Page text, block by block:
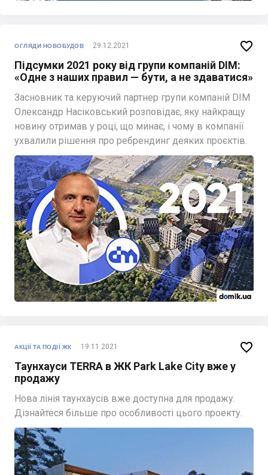
ОГЛЯДИ НОВОБУДОВ 29.12.2021
Підсумки 2021 року від групи компаній DIM:
«Одне з наших правил — бути, а не здаватися»
Засновник та керуючий партнер групи компаній DIM
Олександр Насіковський розповідає, яку найкращу
новину отримав у році, що минає, і чому в компанії
ухвалили рішення про ребрендинг деяких проєктів.

АКЦІЇ ТА ПОДІЇ ЖК 19.11.2021
Таунхауси TERRA в ЖК Park Lake City вже у
продажу
Нова лінія таунхаусів вже доступна для продажу.
Дізнайтеся більше про особливості цього проекту.
